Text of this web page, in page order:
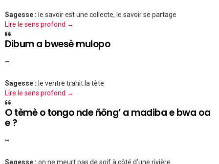
Sagesse : le savoir est une collecte, le savoir se partage
Lire le sens profond →
Dibum a bwesè mulopo
""
Sagesse : le ventre trahit la tête
Lire le sens profond →
O tèmè o tongo nde ñông’ a madiba e bwa oa
e ?
""
Sagesse : on ne meurt pas de soif à côté d'une rivière